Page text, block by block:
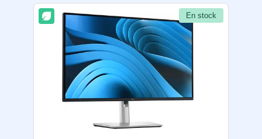
En stock